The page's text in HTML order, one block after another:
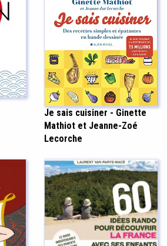
Je sais cuisiner - Ginette
Mathiot et Jeanne-Zoé
Lecorche